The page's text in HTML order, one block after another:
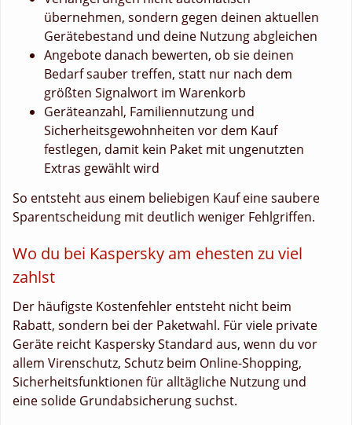
übernehmen, sondern gegen deinen aktuellen
Gerätebestand und deine Nutzung abgleichen
Angebote danach bewerten, ob sie deinen
Bedarf sauber treffen, statt nur nach dem
größten Signalwort im Warenkorb
Geräteanzahl, Familiennutzung und
Sicherheitsgewohnheiten vor dem Kauf
festlegen, damit kein Paket mit ungenutzten
Extras gewählt wird
So entsteht aus einem beliebigen Kauf eine saubere
Sparentscheidung mit deutlich weniger Fehlgriffen.
Wo du bei Kaspersky am ehesten zu viel
zahlst
Der häufigste Kostenfehler entsteht nicht beim
Rabatt, sondern bei der Paketwahl. Für viele private
Geräte reicht Kaspersky Standard aus, wenn du vor
allem Virenschutz, Schutz beim Online-Shopping,
Sicherheitsfunktionen für alltägliche Nutzung und
eine solide Grundabsicherung suchst.